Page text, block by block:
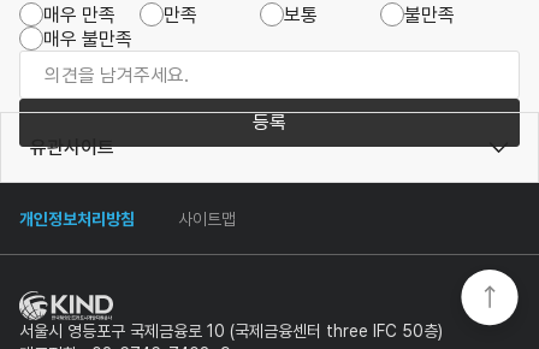
매우 만족 만족 보통
불만족
매우 불만족
등록
개인정보처리방침 사이트맵
유관사이트
서울시 영등포구 국제금융로 10 (국제금융센터 three IFC 50층)